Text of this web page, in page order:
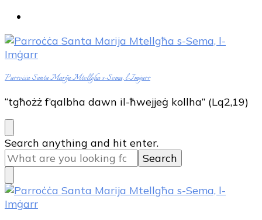
Parroċċa Santa Marija Mtellgħa s-Sema, l-Imġarr
“tgħożż f’qalbha dawn il-ħwejjeġ kollha” (Lq2,19)
Looking
for
Something?
Search anything and hit enter.